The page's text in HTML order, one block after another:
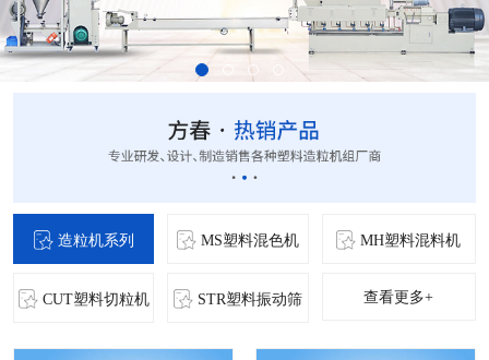
造粒机系列 MS塑料混色机 MH塑料混料机
CUT塑料切粒机 STR塑料振动筛 查看更多+